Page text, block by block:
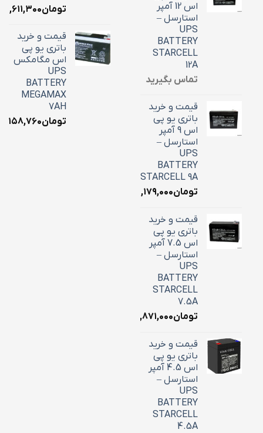
اس 12 آمپر
استارسل –
UPS
BATTERY
STARCELL
12A
تماس بگیرید
قیمت و خرید
باتری یو پی
اس 9 آمپر
استارسل –
UPS
BATTERY
STARCELL 9A
تومان۳,۱۷۹,۰۰۰
قیمت و خرید
باتری یو پی
اس 7.5 آمپر
استارسل –
UPS
BATTERY
STARCELL
7.5A
تومان۲,۸۷۱,۰۰۰
قیمت و خرید
باتری یو پی
اس 4.5 آمپر
استارسل –
UPS
BATTERY
STARCELL
4.5A
تومان۳,۶۱۱,۳۰۰
قیمت و خرید
باتری یو پی
اس مگامکس
UPS
BATTERY
MEGAMAX
7AH
تومان